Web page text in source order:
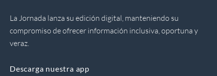
La Jornada lanza su edición digital, manteniendo su
compromiso de ofrecer información inclusiva, oportuna y
veraz.
Descarga nuestra app